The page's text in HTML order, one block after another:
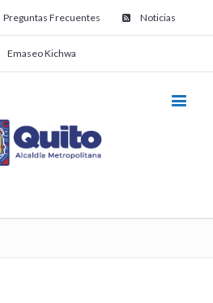
Preguntas Frecuentes Noticias
Emaseo Kichwa